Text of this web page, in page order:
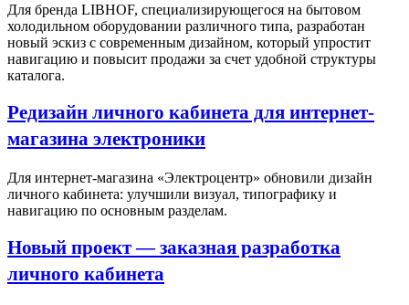
Для бренда LIBHOF, специализирующегося на бытовом
холодильном оборудовании различного типа, разработан
новый эскиз с современным дизайном, который упростит
навигацию и повысит продажи за счет удобной структуры
каталога.
Редизайн личного кабинета для интернет-
магазина электроники
Для интернет-магазина «Электроцентр» обновили дизайн
личного кабинета: улучшили визуал, типографику и
навигацию по основным разделам.
Новый проект — заказная разработка
личного кабинета